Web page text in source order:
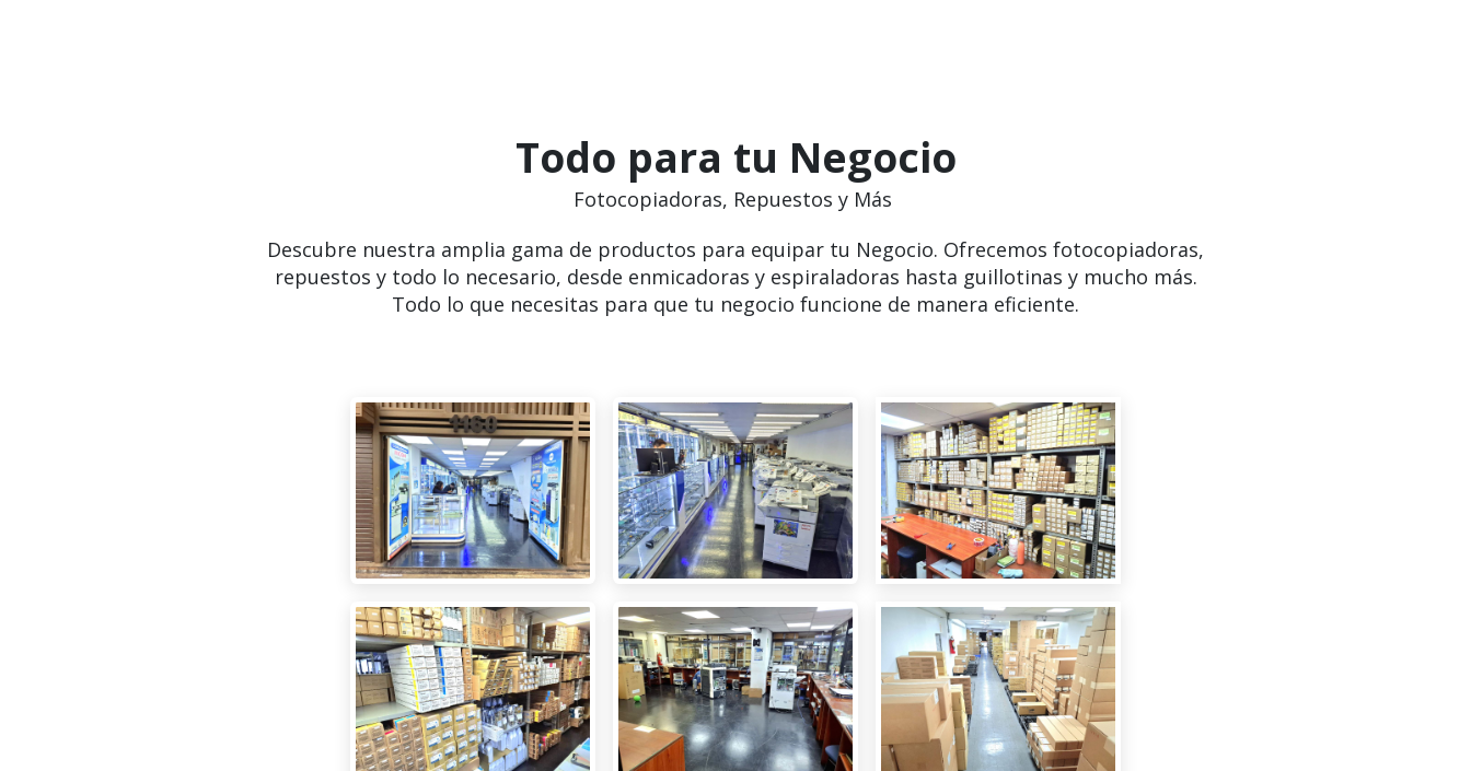
Todo para tu Negocio
Fotocopiadoras, Repuestos y Más
Descubre nuestra amplia gama de productos para equipar tu Negocio. Ofrecemos fotocopiadoras,
repuestos y todo lo necesario, desde enmicadoras y espiraladoras hasta guillotinas y mucho más.
Todo lo que necesitas para que tu negocio funcione de manera eficiente.